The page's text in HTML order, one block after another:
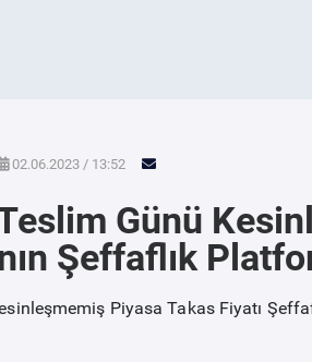
02.06.2023 / 13:52
Günü
Şeffaflık
Piyasa Takas Fiyatı